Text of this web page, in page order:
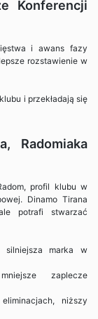
Konferencji
i awans fazy
rozstawienie w
i przekładają się
Radomiaka
profil klubu w
Dinamo Tirana
potrafi stwarzać
silniejsza marka w
zaplecze
niższy